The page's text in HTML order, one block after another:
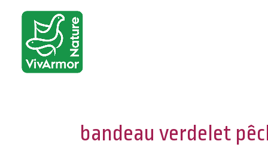
bandeau verdelet